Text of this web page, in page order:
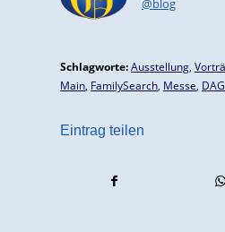
@blog
Schlagworte:Ausstellung,
Main, FamilySearch, Messe,
Eintrag teilen